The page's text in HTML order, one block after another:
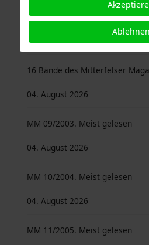
Autoren …
04. August 2026
16 Bände des Mitterfelser
04. August 2026
MM 09/2003. Meist gelesen
04. August 2026
MM 10/2004. Meist gelesen
04. August 2026
MM 11/2005. Meist gelesen
Ablehnen